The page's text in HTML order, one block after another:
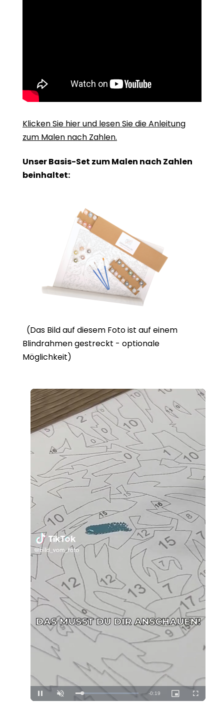
Klicken Sie hier und lesen Sie die Anleitung
zum Malen nach Zahlen.
Unser Basis-Set zum Malen nach Zahlen
beinhaltet:
(Das Bild auf diesem Foto ist auf einem
Blindrahmen gestreckt - optionale
Möglichkeit)
Unmute Loaded:
100.00%